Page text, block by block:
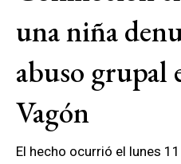
una niña
abuso grupal
Vagón
El hecho ocurrió el lunes